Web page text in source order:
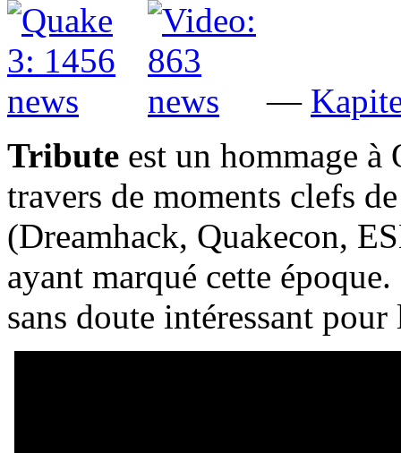
—
Tribute est un hommage
travers de moments clefs
(Dreamhack, Quakecon,
ayant marqué cette
sans doute intéressant pour